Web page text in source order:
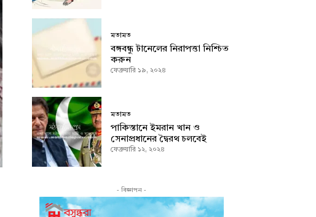
উপদেষ্টাঃ রহমত উল্লাহ রায়হান
কারিগরি তত্ত্বাবধান: আল রেজা রায়হান
উপদেষ্টাঃ রহমত উল্লাহ রায়হান
কারিগরি তত্ত্বাবধান: আল রেজা রায়হান
মতামত
বঙ্গবন্ধু টানেলের নিরাপত্তা নিশ্চিত
করুন
ফেব্রুয়ারি ১৯, ২০২৪
মতামত
পাকিস্তানে ইমরান খান ও
সেনাপ্রধানের দ্বৈরথ চলবেই
ফেব্রুয়ারি ১২, ২০২৪
- বিজ্ঞাপন -